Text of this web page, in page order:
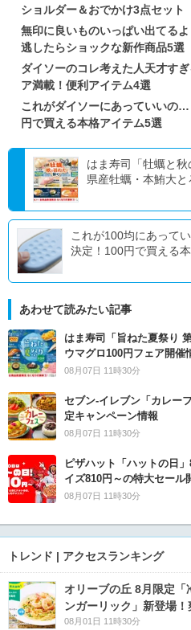
ショルダー＆おでかけ3点セット
無印に良いものいっぱい出てる
逃したらショックな新作商品5選
ダイソーのコレ考えた人天才す
ア満載！便利アイテム4選
これがダイソーにあっていいの
円で買える本格アイテム5選
はま寿司「牡蠣と
県産牡蠣・本鮪大と
これが100均にあって
決定！100円で買える本
あわせて読みたい記事
はま寿司「旨ねた夏祭り
ウマグロ100円フェア開催
08月07日 11時30分
セブン‐イレブン「カレー
定キャンペーン情報
08月07日 11時30分
ピザハット「ハットの日
イズ810円～の特大セール
08月07日 11時30分
トレンド | アクセスランキング
オリーブの丘 8月限定「
ンガーリック」新登場
08月01日 11時30分